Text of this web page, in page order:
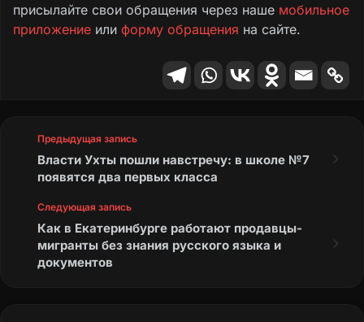
присылайте свои обращения через наше мобильное
приложение или форму обращения на сайте.
Предыдущая запись
Власти Ухты пошли навстречу: в школе №7
появятся два первых класса
Следующая запись
Как в Екатеринбурге работают продавцы-
мигранты без знания русского языка и
документов